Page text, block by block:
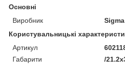
Основні
Виробник
Sigma
Користувальницькі
Артикул
Габарити
/